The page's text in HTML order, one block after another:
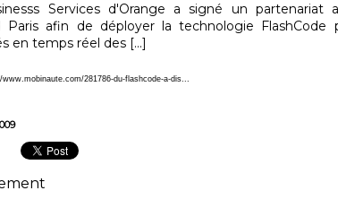
Services d'Orange a signé un partenariat
Paris afin de déployer la technologie FlashCode
en temps réel des [...]
www.mobinaute.com/281786-du-flashcode-a-dis...